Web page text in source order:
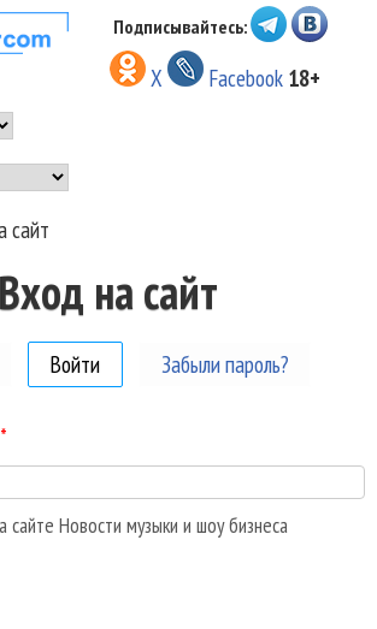
Перейти к основному
содержанию
Подписывайтесь:
X Facebook 18+
сайт
Вход на сайт
Войти (активная вкладка)
Забыли пароль?
*
сайте Новости музыки и шоу бизнеса